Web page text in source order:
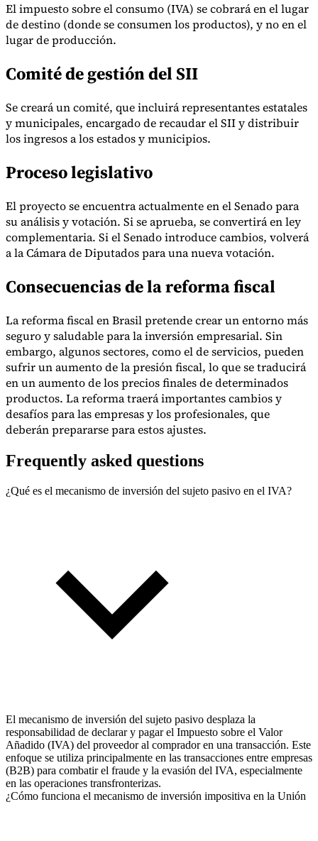
El impuesto sobre el consumo (IVA) se cobrará en el lugar
de destino (donde se consumen los productos), y no en el
lugar de producción.
Comité de gestión del SII
Se creará un comité, que incluirá representantes estatales
y municipales, encargado de recaudar el SII y distribuir
los ingresos a los estados y municipios.
Proceso legislativo
El proyecto se encuentra actualmente en el Senado para
su análisis y votación. Si se aprueba, se convertirá en ley
complementaria. Si el Senado introduce cambios, volverá
a la Cámara de Diputados para una nueva votación.
Consecuencias de la reforma fiscal
La reforma fiscal en Brasil pretende crear un entorno más
seguro y saludable para la inversión empresarial. Sin
embargo, algunos sectores, como el de servicios, pueden
sufrir un aumento de la presión fiscal, lo que se traducirá
en un aumento de los precios finales de determinados
productos. La reforma traerá importantes cambios y
desafíos para las empresas y los profesionales, que
deberán prepararse para estos ajustes.
Frequently asked questions
¿Qué es el mecanismo de inversión del sujeto pasivo en el IVA?
El mecanismo de inversión del sujeto pasivo desplaza la
responsabilidad de declarar y pagar el Impuesto sobre el Valor
Añadido (IVA) del proveedor al comprador en una transacción. Este
enfoque se utiliza principalmente en las transacciones entre empresas
(B2B) para combatir el fraude y la evasión del IVA, especialmente
en las operaciones transfronterizas.
¿Cómo funciona el mecanismo de inversión impositiva en la Unión